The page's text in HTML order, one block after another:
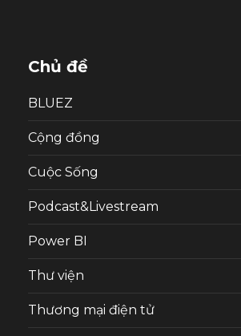
Chủ đề
BLUEZ
Cộng đồng
Cuộc Sống
Podcast&Livestream
Power BI
Thư viện
Thương mại điện tử